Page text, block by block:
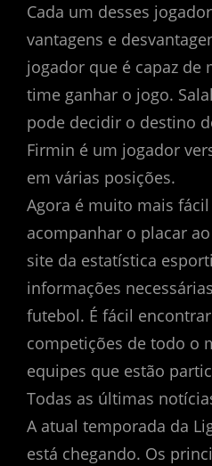
Cada um desses
vantagens e
jogador que é capaz de
time ganhar o jogo.
pode decidir o destino
Firmin é um jogador
em várias posições.
Agora é muito mais
acompanhar o placar
site da estatística
informações
futebol. É fácil
competições de todo o
equipes que estão
Todas as últimas
A atual temporada da
está chegando. Os